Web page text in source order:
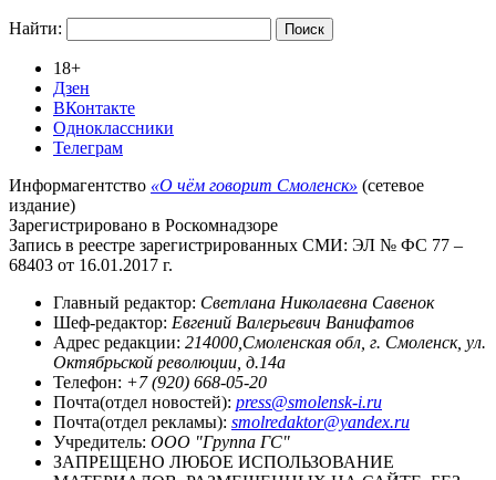
Найти:
18+
Дзен
ВКонтакте
Одноклассники
Телеграм
Информагентство «О чём говорит Смоленск» (сетевое
издание)
Зарегистрировано в Роскомнадзоре
Запись в реестре зарегистрированных СМИ: ЭЛ № ФС 77 –
68403 от 16.01.2017 г.
Главный редактор: Светлана Николаевна Савенок
Шеф-редактор: Евгений Валерьевич Ванифатов
Адрес редакции: 214000,Смоленская обл, г. Смоленск, ул.
Октябрьской революции, д.14а
Телефон: +7 (920) 668-05-20
Почта(отдел новостей): press@smolensk-i.ru
Почта(отдел рекламы): smolredaktor@yandex.ru
Учредитель: ООО "Группа ГС"
ЗАПРЕЩЕНО ЛЮБОЕ ИСПОЛЬЗОВАНИЕ